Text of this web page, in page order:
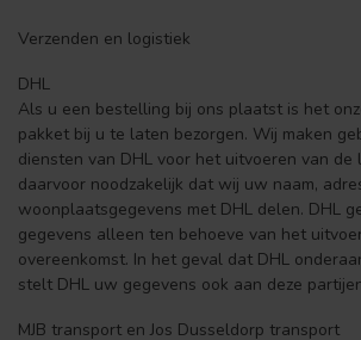
Verzenden en logistiek
DHL
Als u een bestelling bij ons plaatst is het
pakket bij u te laten bezorgen. Wij maken
diensten van DHL voor het uitvoeren van de
daarvoor noodzakelijk dat wij uw naam,
woonplaatsgegevens met DHL delen. DHL
gegevens alleen ten behoeve van het
overeenkomst. In het geval dat DHL
stelt DHL uw gegevens ook aan deze
MJB transport en Jos Dusseldorp transport